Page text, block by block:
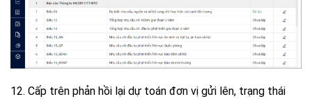
12. Cấp trên phản hồi lại dự toán đơn vị gửi lên, trạng thái